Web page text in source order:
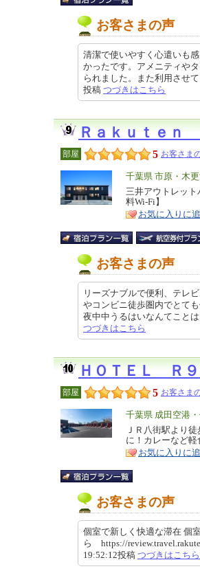
お客さまの声
清潔で使いやすく心遣いも
かったです。アメニティや
られました。また利用させ
投稿 つづきはこちら
Ｒａｋｕｔｅ
部屋 5 お客さま
エ
リ
ア
千葉県 市原・木
特
徴
三井アウトレッ
料Wi-Fi】
お気に入りに
お客さまの声
リーズナブルで便利、テレ
やコンビニ徒歩圏内でとて
夜中中うるはいなんてこと
つづきはこちら
ＨＯＴＥＬ Ｒ
部屋 5 お客さま
エ
リ
ア
千葉県 成田空港
特
徴
ＪＲ八街駅より
に！カレーなど
お気に入りに
お客さまの声
個室で新しく快適な滞在 個
ら https://
19:52:12投稿 つづきはこちら